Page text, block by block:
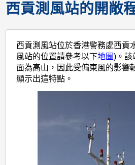
西貢測風站的開敞
西貢測風站位於香港警務處西貢
風站的位置請參考以下地圖)。該
面為高山，因此受偏東風的影響
顯示出這特點。